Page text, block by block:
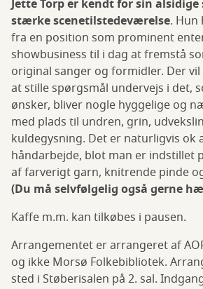
Jette Torp er kendt for sin alsidige
stærke scenetilstedeværelse.
fra en position som prominent
showbusiness til i dag at fremstå
original sanger og formidler. Der
at stille spørgsmål undervejs i det,
ønsker, bliver nogle hyggelige og
med plads til undren, grin,
kuldegysning. Det er naturligvis ok
håndarbejde, blot man er indstillet
af farverigt garn, knitrende pinde
(Du må selvfølgelig også gerne
Kaffe m.m. kan tilkøbes i pausen.
Arrangementet er arrangeret af
og ikke Morsø Folkebibliotek.
sted i Støberisalen på 2. sal.